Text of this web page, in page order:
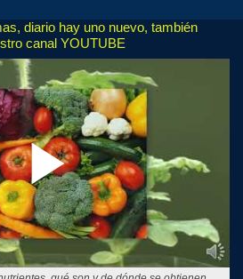
diario hay uno nuevo, también
canal YOUTUBE